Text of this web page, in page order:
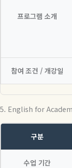
프로그램 소개
참여 조건 / 개강일
5. English for
구분
수업 기간